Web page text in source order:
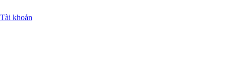
Tài khoản